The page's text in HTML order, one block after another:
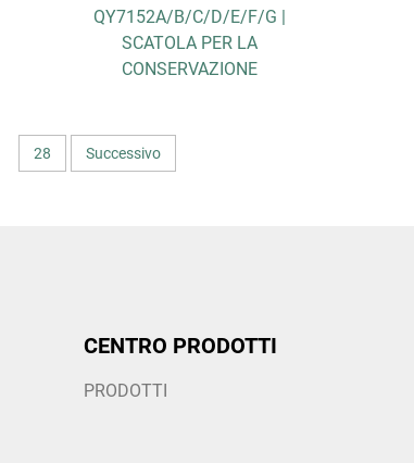
QY7152A/B/C/D/E/F/G |
SCATOLA PER LA
CONSERVAZIONE
28 Successivo
CENTRO PRODOTTI
PRODOTTI